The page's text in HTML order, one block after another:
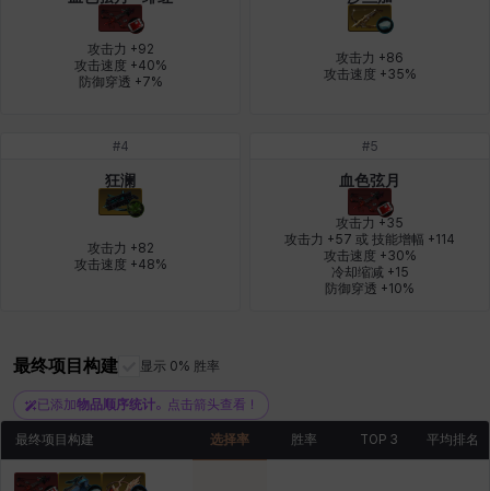
艾丝蒂尔 艾登
费利克斯 阿尔达
雪
雷妮 马库斯 马格努斯
攻击力 +92
攻击速度 +40%
防御穿透 +7%
攻击力 +86
攻击速度 +35%
#4
狂澜
攻击力 +82
攻击速度 +48%
#5
血色弦月
攻击力 +35
攻击力 +57 或 技能增幅 +114
攻击速度 +30%
冷却缩减 +15
防御穿透 +10%
最终项目构建 显示 0% 胜率
已添加物品顺序统计。点击箭头查看！
最终项目构建 选择率 胜率 TOP 3 平均排名